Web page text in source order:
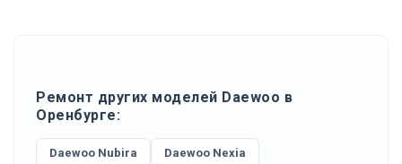
Ремонт других моделей Daewoo в
Оренбурге:
Daewoo Nubira Daewoo Nexia